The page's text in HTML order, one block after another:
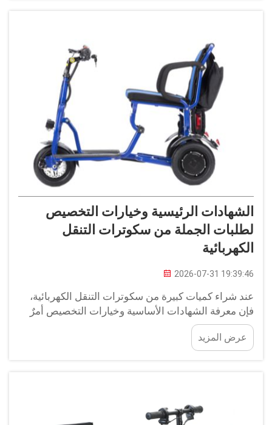
الشهادات الرئيسية وخيارات التخصيص
لطلبات الجملة من سكوترات التنقل
الكهربائية
2026-07-31 19:39:46
عند شراء كميات كبيرة من سكوترات التنقل الكهربائية،
فإن معرفة الشهادات الأساسية وخيارات التخصيص أمرٌ
لمساعدتكم في فهم هذه التفاصيل. سواء كنتم بحاجة إلى
سكوترات لاستخدام تجاري أو مجتمعي أو شخصي...
عرض المزيد